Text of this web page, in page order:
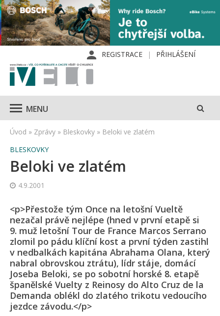
REGISTRACE PŘIHLÁŠENÍ
MENU
Úvod » Zprávy » Bleskovky » Beloki ve zlatém
BLESKOVKY
Beloki ve zlatém
4.9.2001
<p>Přestože tým Once na letošní Vueltě
nezačal právě nejlépe (hned v první etapě si
9. muž letošní Tour de France Marcos Serrano
zlomil po pádu klíční kost a první týden zastihl
v nedbalkách kapitána Abrahama Olana, který
nabral obrovskou ztrátu), lídr stáje, domácí
Joseba Beloki, se po sobotní horské 8. etapě
španělské Vuelty z Reinosy do Alto Cruz de la
Demanda oblékl do zlatého trikotu vedoucího
jezdce závodu.</p>